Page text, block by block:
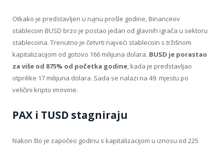
Otkako je predstavljen u rujnu prošle godine, Binanceov
stablecoin BUSD brzo je postao jedan od glavnih igrača u sektoru
stablecoina. Trenutno je četvrti najveći stablecoin s tržišnom
kapitalizacijom od gotovo 166 milijuna dolara. BUSD je porastao
za više od 875% od početka godine, kada je predstavljao
otprilike 17 milijuna dolara. Sada se nalazi na 49. mjestu po
veličini kripto imovine.
PAX i TUSD stagniraju
Nakon što je započeo godinu s kapitalizacijom u iznosu od 225